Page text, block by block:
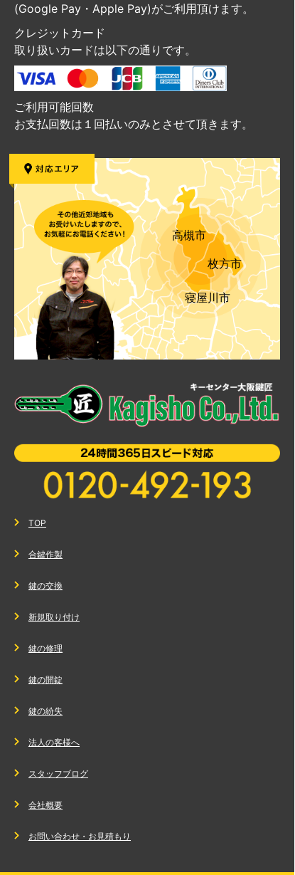
(Google Pay・Apple Pay)がご利用頂けます。
クレジットカード
取り扱いカードは以下の通りです。
ご利用可能回数
お支払回数は１回払いのみとさせて頂きます。
高槻市
枚方市
寝屋川市
TOP
合鍵作製
鍵の交換
新規取り付け
鍵の修理
鍵の開錠
鍵の紛失
法人の客様へ
スタッフブログ
会社概要
お問い合わせ・お見積もり